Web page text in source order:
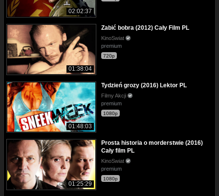
02:02:37
01:38:04
Zabić bobra (2012) Cały Film PL
KinoSwiat
premium
720p
01:48:03
Tydzień grozy (2016) Lektor PL
Filmy Akcji
premium
1080p
01:25:29
Prosta historia o morderstwie (2016)
Cały film PL
KinoSwiat
premium
1080p